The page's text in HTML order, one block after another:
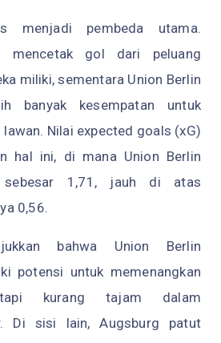
menjadi pembeda utama.
mencetak gol dari peluang
miliki, sementara Union Berlin
banyak kesempatan untuk
Nilai expected goals (xG)
hal ini, di mana Union Berlin
sebesar 1,71, jauh di atas
0,56.
bahwa Union Berlin
potensi untuk memenangkan
kurang tajam dalam
Di sisi lain, Augsburg patut